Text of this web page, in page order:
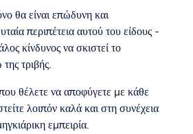
θα είναι επώδυνη και
περιπέτεια αυτού του είδους -
κίνδυνος να σκιστεί το
τριβής.
θέλετε να αποφύγετε με κάθε
λοιπόν καλά και στη συνέχεια
εμπειρία.